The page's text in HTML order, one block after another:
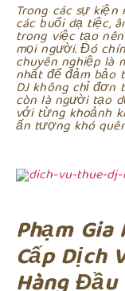
Trong các sự
các buổi dạ tiệc,
trong việc tạo
mọi người. Đó
chuyên nghiệp là
nhất để đảm bảo
DJ không chỉ đơn
còn là người tạo
với từng khoảnh
ấn tượng khó
Phạm
Cấp Dịch
Hàng Đầu